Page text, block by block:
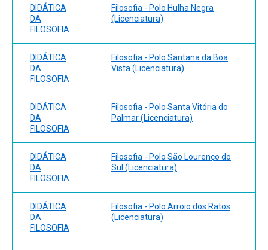
▪ A elaboração de planos de aula;
▪ Avaliação;
DIDÁTICA
DA
FILOSOFIA
Filosofia - Polo Hulha Negra
(Licenciatura)
DIDÁTICA
DA
FILOSOFIA
Filosofia - Polo Santana da Boa
Vista (Licenciatura)
DIDÁTICA
DA
FILOSOFIA
Filosofia - Polo Santa Vitória do
Palmar (Licenciatura)
DIDÁTICA
DA
FILOSOFIA
Filosofia - Polo São Lourenço do
Sul (Licenciatura)
DIDÁTICA
DA
FILOSOFIA
Filosofia - Polo Arroio dos Ratos
(Licenciatura)